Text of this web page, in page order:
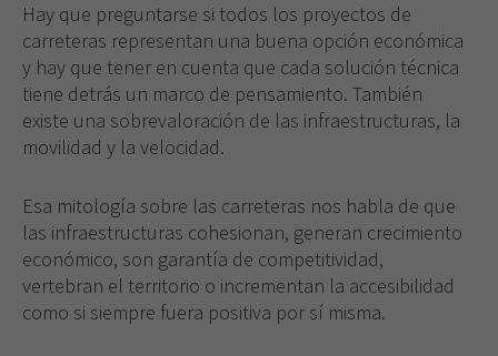
Hay que preguntarse si todos los proyectos de
carreteras representan una buena opción económica
y hay que tener en cuenta que cada solución técnica
tiene detrás un marco de pensamiento. También
existe una sobrevaloración de las infraestructuras, la
movilidad y la velocidad.
Esa mitología sobre las carreteras nos habla de que
las infraestructuras cohesionan, generan crecimiento
económico, son garantía de competitividad,
vertebran el territorio o incrementan la accesibilidad
como si siempre fuera positiva por sí misma.